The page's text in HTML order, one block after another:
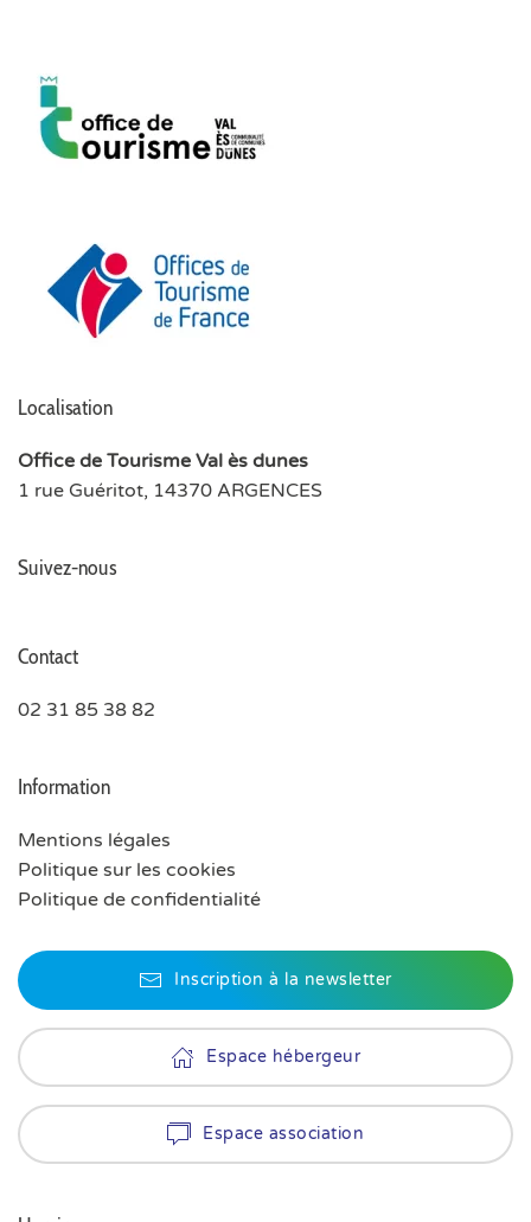
Localisation
Office de Tourisme Val ès dunes
1 rue Guéritot, 14370 ARGENCES
Suivez-nous
Contact
02 31 85 38 82
Information
Mentions légales
Politique sur les cookies
Politique de confidentialité
Inscription à la newsletter
Espace hébergeur
Espace association